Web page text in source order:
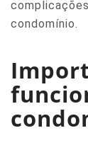
condomínio.